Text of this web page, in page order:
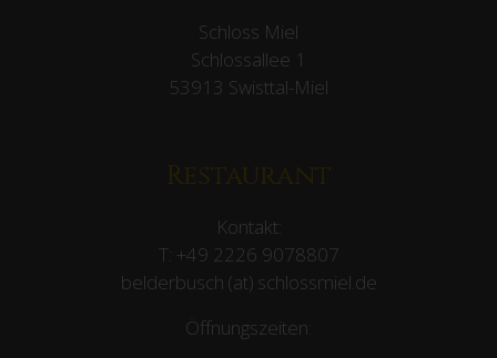
Schloss Miel
Schlossallee 1
53913 Swisttal-Miel
Restaurant
Kontakt:
T: +49 2226 9078807
belderbusch (at) schlossmiel.de
Öffnungszeiten: